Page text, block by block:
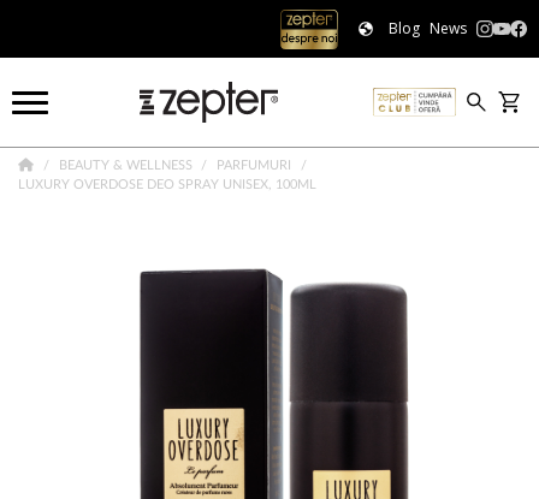
Blog News
BEAUTY & WELLNESS
PARFUMURI
LUXURY OVERDOSE DEO SPRAY UNISEX, 100ML